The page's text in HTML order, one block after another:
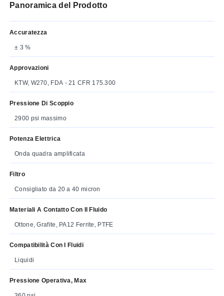
Panoramica del Prodotto
Accuratezza
± 3 %
Approvazioni
KTW, W270, FDA - 21 CFR 175.300
Pressione Di Scoppio
2900 psi massimo
Potenza Elettrica
Onda quadra amplificata
Filtro
Consigliato da 20 a 40 micron
Materiali A Contatto Con Il Fluido
Ottone, Grafite, PA12 Ferrite, PTFE
Compatibilità Con I Fluidi
Liquidi
Pressione Operativa, Max